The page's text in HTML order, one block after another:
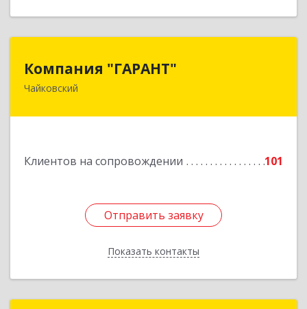
Компания "ГАРАНТ"
Чайковский
Клиентов на сопровождении 101
Отправить заявку
Показать контакты
617760, Пермский край, Чайковский г, Карла
Отправить заявку
Назад